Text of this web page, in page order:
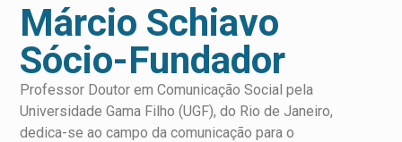
Márcio Schiavo
Sócio-Fundador
Professor Doutor em Comunicação Social pela
Universidade Gama Filho (UGF), do Rio de Janeiro,
dedica-se ao campo da comunicação para o